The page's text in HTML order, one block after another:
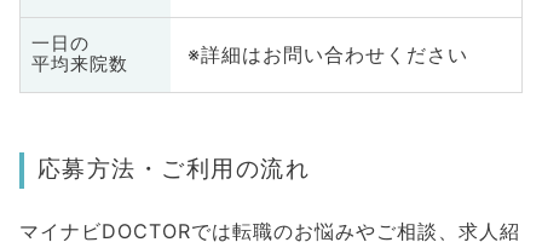
一日の
平均来院数
※詳細はお問い合わせください
応募方法・ご利用の流れ
マイナビDOCTORでは転職のお悩みやご相談、求人紹